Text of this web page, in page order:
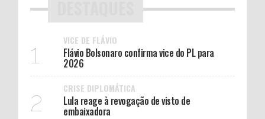
1 VICE DE FLÁVIO
Flávio Bolsonaro confirma vice do PL para
2026
2 CRISE DIPLOMÁTICA
Lula reage à revogação de visto de
embaixadora